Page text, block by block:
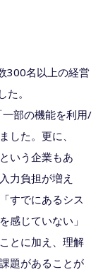
300名以上の経営
。
部の機能を利用/
した。更に、
いう企業もあ
力負担が増え
すでにあるシス
感じていない」
とに加え、理解
題があることが